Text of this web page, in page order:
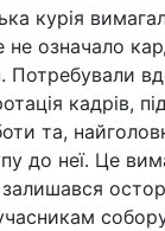
курія
не означало
Потребували
кадрів,
та,
до неї. Це